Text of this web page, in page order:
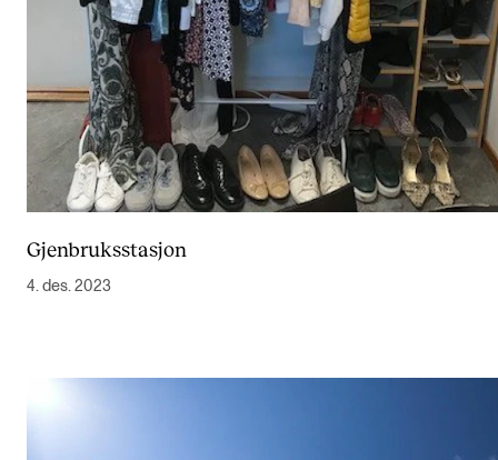
Gjenbruksstasjon
4. des. 2023